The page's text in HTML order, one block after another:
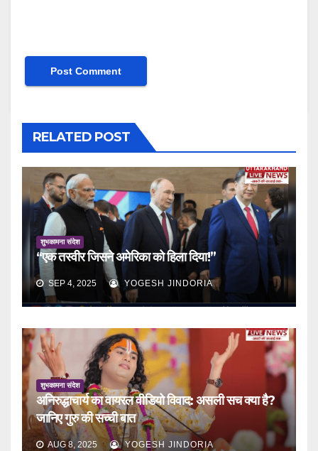
RELATED POST
शुभकामना संदेश
“एक तस्वीर जिसने अमेरिका को हिला दिया!”
SEP 4, 2025 YOGESH JINDORIA
शुभकामना संदेश
अनिरुद्धाचार्य का वायरल वीडियो विवाद: असली सच क्या है?
जानिए गुरु की सच्ची बात
AUG 8, 2025 YOGESH JINDORIA